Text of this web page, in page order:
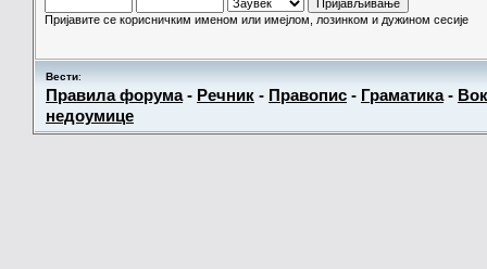
Пријавите се корисничким именом или имејлом, лозинком и дужином сесије
Вести:
Правила форума- Речник - Правопис - Граматика-
недоумице